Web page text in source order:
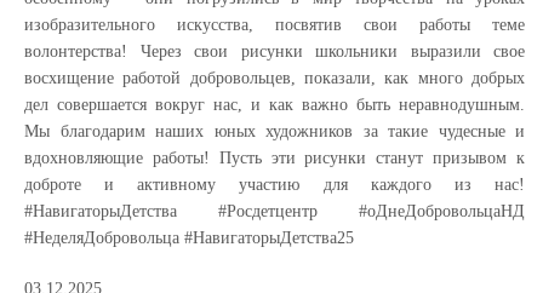
изобразительного искусства, посвятив свои работы теме
волонтерства! Через свои рисунки школьники выразили свое
восхищение работой добровольцев, показали, как много добрых
дел совершается вокруг нас, и как важно быть неравнодушным.
Мы благодарим наших юных художников за такие чудесные и
вдохновляющие работы! Пусть эти рисунки станут призывом к
доброте и активному участию для каждого из нас!
#НавигаторыДетства #Росдетцентр #оДнеДобровольцаНД
#НеделяДобровольца #НавигаторыДетства25
03.12.2025